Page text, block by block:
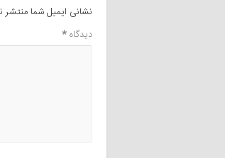
نشانی ایمیل شما
دیدگاه*